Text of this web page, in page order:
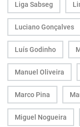
Liga Sabseg
Luciano Gonçalves
Luís Godinho
Manuel Oliveira
Marco Pina
Miguel Nogueira